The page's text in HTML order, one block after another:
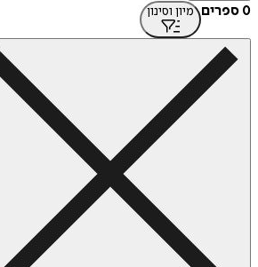
שמי מקסיקו", שבו שתי נובלות: "תחת שמי
השחור". יצירותיה פורסמו בכתבי-עת,
"חדרים", ו"גג". היא מפרסמת סיפורים
האינטרנט שלה.
שבמסגרתה יצא לאור
שמסופר בגוף ראשון מפי יהודייה בת המאה ה-
https://tinyurl.com/3enjs42y
0 ספרים מיון וסינון